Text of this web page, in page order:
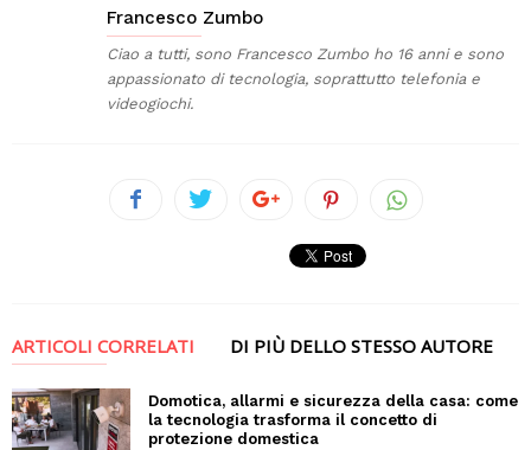
Francesco Zumbo
Ciao a tutti, sono Francesco Zumbo ho 16 anni e sono
appassionato di tecnologia, soprattutto telefonia e
videogiochi.
ARTICOLI CORRELATI DI PIÙ DELLO STESSO AUTORE
Domotica, allarmi e sicurezza della casa: come
la tecnologia trasforma il concetto di
protezione domestica